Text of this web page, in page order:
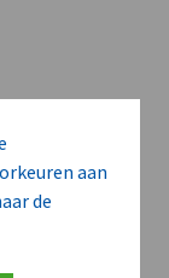
aan
de